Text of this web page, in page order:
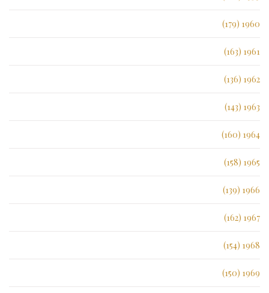
1960 (179)
1961 (163)
1962 (136)
1963 (143)
1964 (160)
1965 (158)
1966 (139)
1967 (162)
1968 (154)
1969 (150)